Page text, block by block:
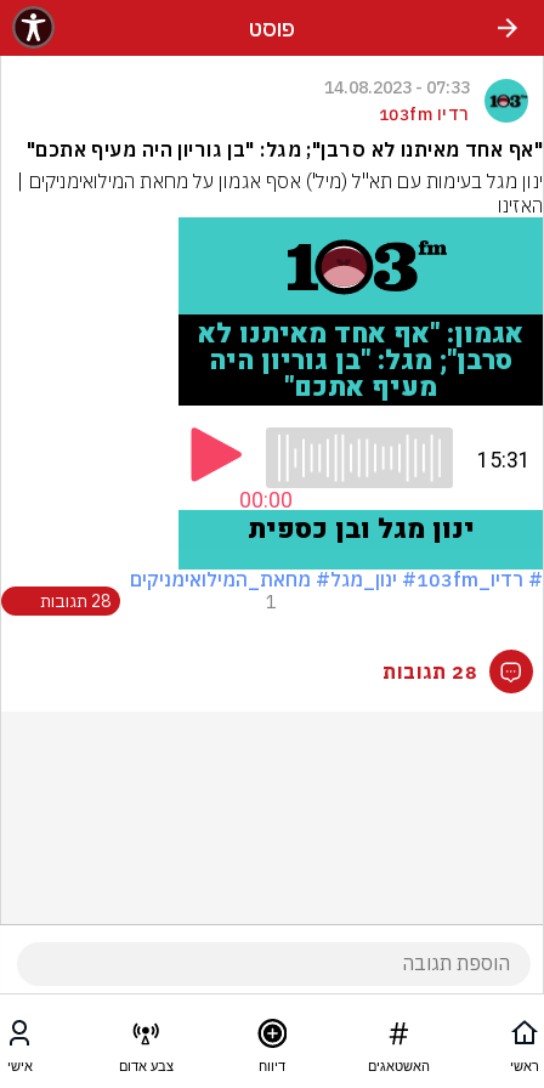
פוסט
07:33 - 14.08.2023
רדיו 103fm
"אף אחד מאיתנו לא סרבן"; מגל: "בן גוריון היה מעיף אתכם"
האזינו
# רדיו_103fm # ינון_מגל# מחאת_המילואימניקים
1 28 תגובות
28 תגובות
ראשי האשטאגים דיווח צבע אדום אישי